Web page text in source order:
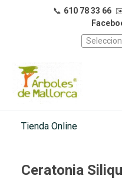
📞 610 78 33 66
Tienda Online
Ceratonia